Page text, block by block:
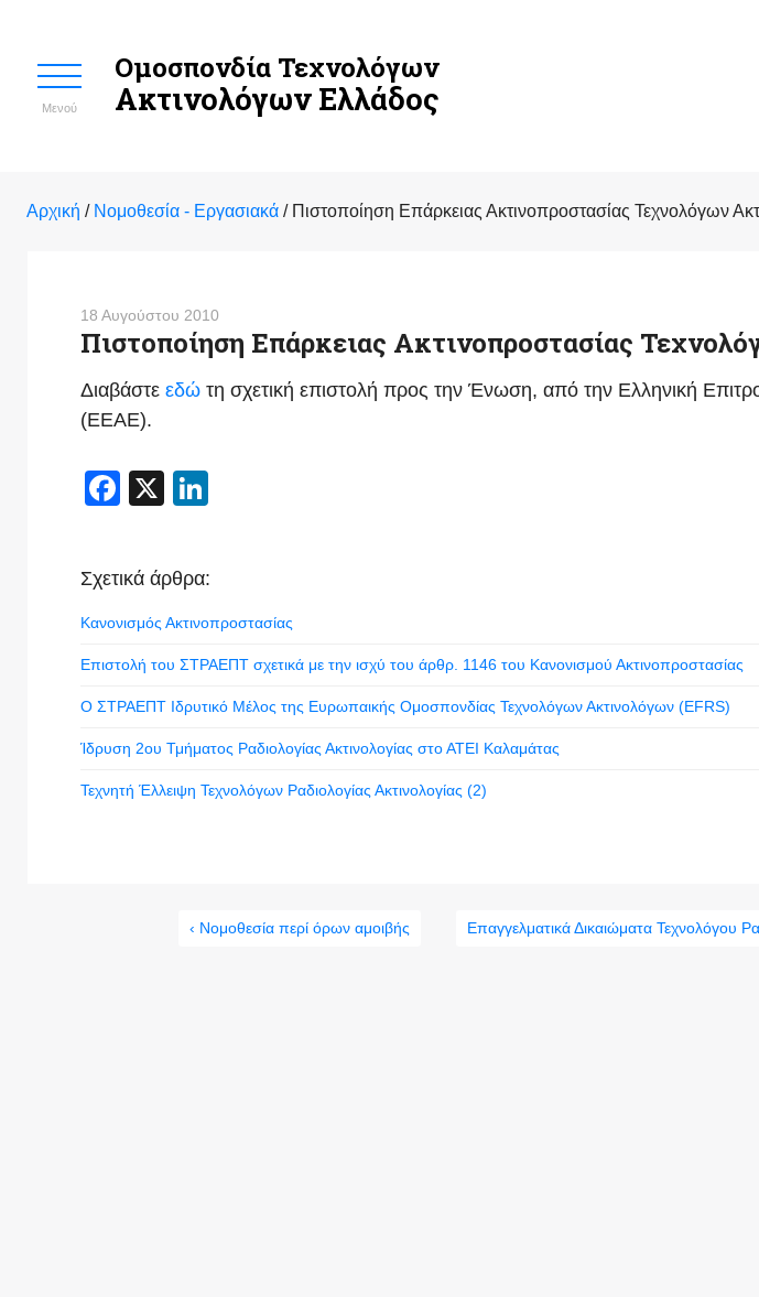
Μενού
Ομοσπονδία Τεχνολόγων
Ακτινολόγων Ελλάδος
Αρχική / Νομοθεσία - Εργασιακά / Πιστοποίηση Επάρκειας Ακτινοπροστασίας Τεχνολόγων
18 Αυγούστου 2010
Πιστοποίηση Επάρκειας Ακτινοπροστασίας
Διαβάστε εδώ τη σχετική επιστολή προς την Ένωση, από την Ελληνική
(ΕΕΑΕ).
Facebook
X
Σχετικά άρθρα:
Κανονισμός Ακτινοπροστασίας
Επιστολή του ΣΤΡΑΕΠΤ σχετικά με την ισχύ του άρθρ. 1146 του Κανονισμού Ακτινοπροστασίας
Ο ΣΤΡΑΕΠΤ Iδρυτικό Μέλος της Ευρωπαικής Ομοσπονδίας Τεχνολόγων Ακτινολόγων (EFRS)
Ίδρυση 2ου Τμήματος Ραδιολογίας Ακτινολογίας στο ΑΤΕΙ Καλαμάτας
Τεχνητή Έλλειψη Τεχνολόγων Ραδιολογίας Ακτινολογίας (2)
‹ Νομοθεσία περί όρων αμοιβής Επαγγελματικά Δικαιώματα Τεχνολόγου